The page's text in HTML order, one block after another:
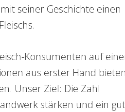
seiner Geschichte einen
Konsumenten auf
aus erster Hand
Unser Ziel: Die Zahl
stärken und ein